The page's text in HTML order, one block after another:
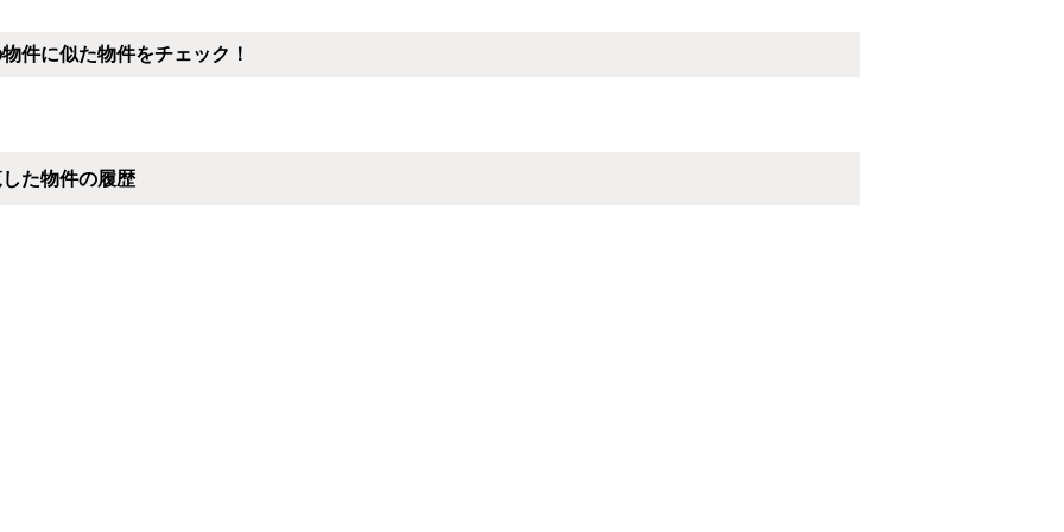
件に似た物件をチェック！
た物件の履歴